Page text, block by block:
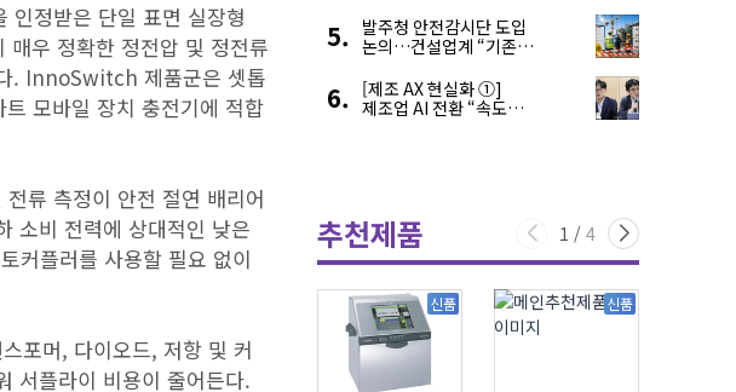
정받은 단일 표면 실장형
우 정확한 정전압 및 정전류
. InnoSwitch 제품군은 셋톱
모바일 장치 충전기에 적합
류 측정이 안전 절연 배리어
소비 전력에 상대적인 낮은
커플러를 사용할 필요 없이
포머, 다이오드, 저항 및 커
서플라이 비용이 줄어든다.
4위 맹추격
발주청 안전감시단 도입
논의…건설업계 “기존
[제조 AX 현실화 ①]
제조업 AI 전환 “속도와
추천제품 1 / 4
신품 신품